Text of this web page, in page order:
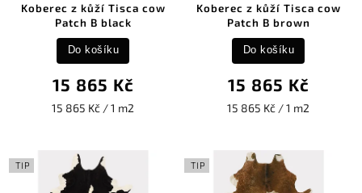
Koberec z kůží Tisca cow
Patch B black
15 865 Kč
15 865 Kč / 1 m2
Do košíku
Koberec z kůží Tisca cow
Patch B brown
15 865 Kč
15 865 Kč / 1 m2
Do košíku
TIP TIP